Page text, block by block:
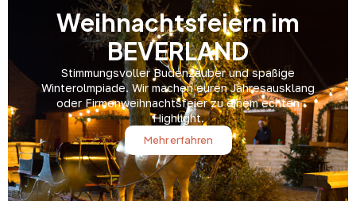
Weihnachtsfeiern im
BEVERLAND
Stimmungsvoller Budenzauber und spaßige
Winterolmpiade. Wir machen euren Jahresausklang
oder Firmenweihnachtsfeier zu einem echten
Highlight.
Mehr erfahren